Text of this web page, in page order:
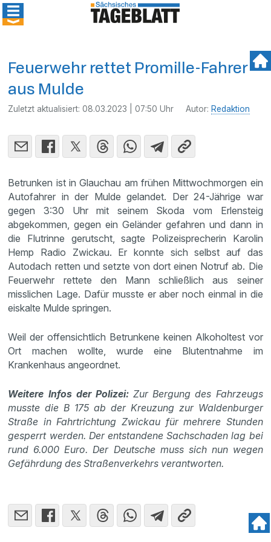
Feuerwehr rettet Promille-Fahrer
aus Mulde
Zuletzt aktualisiert:08.03.2023 | 07:50 Uhr Autor: Redaktion
Betrunken ist in Glauchau am frühen Mittwochmorgen ein
Autofahrer in der Mulde gelandet. Der 24-Jährige war
gegen 3:30 Uhr mit seinem Skoda vom Erlensteig
abgekommen, gegen ein Geländer gefahren und dann in
die Flutrinne gerutscht, sagte Polizeisprecherin Karolin
Hemp Radio Zwickau. Er konnte sich selbst auf das
Autodach retten und setzte von dort einen Notruf ab. Die
Feuerwehr rettete den Mann schließlich aus seiner
misslichen Lage. Dafür musste er aber noch einmal in die
eiskalte Mulde springen.
Weil der offensichtlich Betrunkene keinen Alkoholtest vor
Ort machen wollte, wurde eine Blutentnahme im
Krankenhaus angeordnet.
Weitere Infos der Polizei:Zur Bergung des Fahrzeugs
musste die B 175 ab der Kreuzung zur Waldenburger
Straße in Fahrtrichtung Zwickau für mehrere Stunden
gesperrt werden. Der entstandene Sachschaden lag bei
rund 6.000 Euro. Der Deutsche muss sich nun wegen
Gefährdung des Straßenverkehrs verantworten.